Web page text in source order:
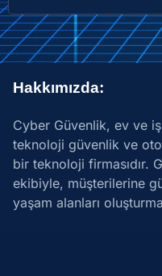
Hakkımızda:
Cyber Güvenlik, ev ve
teknoloji güvenlik ve
bir teknoloji firmasıdır.
ekibiyle, müşterilerine
yaşam alanları